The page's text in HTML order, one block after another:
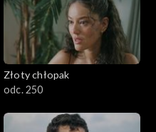
Złoty chłopak
odc. 250